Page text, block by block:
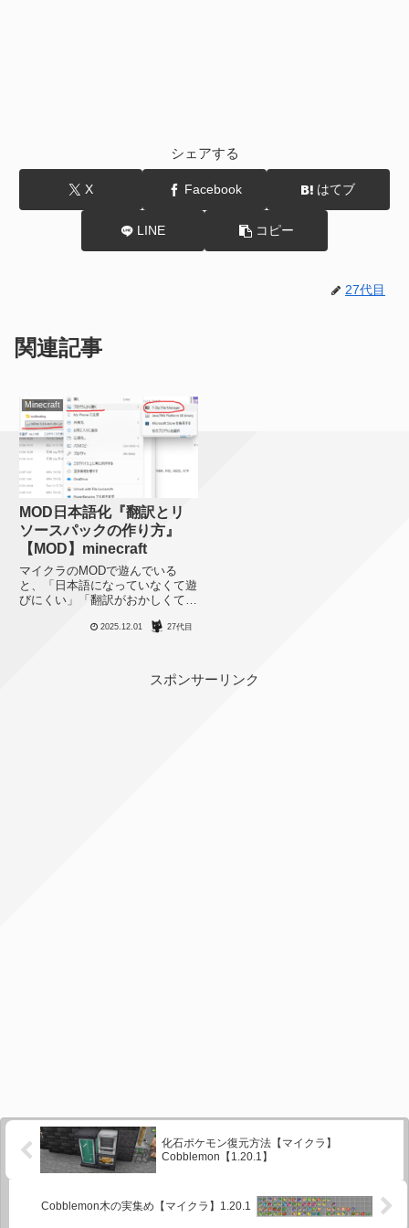
シェアする
X Facebook はてブ
LINE コピー
27代目
関連記事
Minecraft
MOD日本語化『翻訳とリ
ソースパックの作り方』
【MOD】minecraft
マイクラのMODで遊んでいる
と、「日本語になっていなくて遊
びにくい」「翻訳がおかしくて違
たることがあります。新しい
たら嬉しいと思うのでその方法を
2025.12.01 27代目
スポンサーリンク
化石ポケモン復元方法【マイクラ】
Cobblemon【1.20.1】
Cobblemon木の実集め【マイクラ】1.20.1